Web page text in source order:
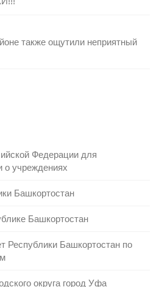
также ощутили неприятный
Федерации для
о учреждениях
Башкортостан
Башкортостан
Республики Башкортостан по
округа город Уфа